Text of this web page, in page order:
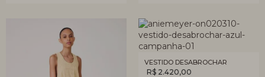
VESTIDO DESABROCHAR
R$ 2.420,00